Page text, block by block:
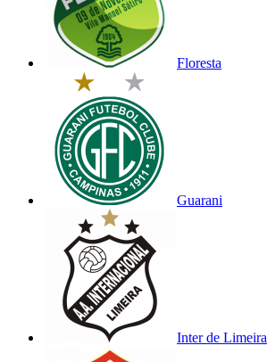
Floresta
Guarani
Inter de Limeira